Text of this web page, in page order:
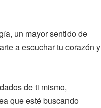
un mayor sentido de
a escuchar tu corazón y
de ti mismo,
que esté buscando